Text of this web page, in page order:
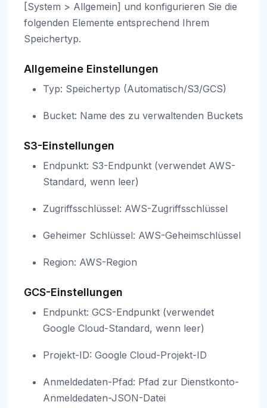
[System > Allgemein] und konfigurieren Sie die
folgenden Elemente entsprechend Ihrem
Speichertyp.
Allgemeine Einstellungen
Typ: Speichertyp (Automatisch/S3/GCS)
Bucket: Name des zu verwaltenden Buckets
S3-Einstellungen
Endpunkt: S3-Endpunkt (verwendet AWS-
Standard, wenn leer)
Zugriffsschlüssel: AWS-Zugriffsschlüssel
Geheimer Schlüssel: AWS-Geheimschlüssel
Region: AWS-Region
GCS-Einstellungen
Endpunkt: GCS-Endpunkt (verwendet
Google Cloud-Standard, wenn leer)
Projekt-ID: Google Cloud-Projekt-ID
Anmeldedaten-Pfad: Pfad zur Dienstkonto-
Anmeldedaten-JSON-Datei